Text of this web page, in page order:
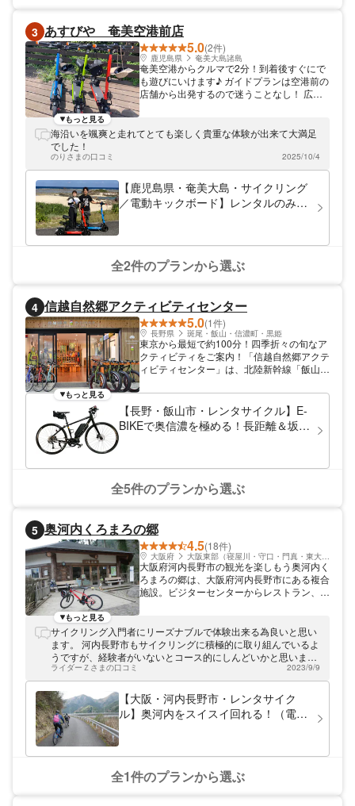
3 あすびや 奄美空港前店
5.0(2件)
鹿児島県 奄美大島諸島
奄美空港からクルマで2分！到着後すぐにで
も遊びにいけます♪ ガイドプランは空港前の
店舗から出発するので迷うことなし！ 広い
♪
もっと見る
海沿いを颯爽と走れてとても楽しく貴重な体験が出来て大満足
でした！
のりさまの口コミ 2025/10/4
【鹿児島県・奄美大島・サイクリング
／電動キックボード】レンタルのみ
♪ 受取り場所は奄美空港からクルマで
2分！徒歩10分！
全2件のプランから選ぶ
4 信越自然郷アクティビティセンター
5.0(1件)
長野県 斑尾・飯山・信濃町・黒姫
東京から最短で約100分！四季折々の旬なア
クティビティをご案内！「信越自然郷アクテ
ィビティセンター」は、北陸新幹線「飯山
地として、トレッキング・サイクリング・ウ
ォーターアクティビティ・スノーシュー・ス
キー・スノーボードなど、最旬のアクティビ
ティをご案内いたします。種類豊富なレンタ
もっと見る
【長野・飯山市・レンタサイクル】E-
BIKEで奥信濃を極める！長距離＆坂道
全5件のプランから選ぶ
5 奥河内くろまろの郷
4.5(18件)
大阪府 大阪東部（寝屋川・守口・門真・東大阪）
大阪府河内長野市の観光を楽しもう奥河内く
ろまろの郷は、大阪府河内長野市にある複合
施設。ビジターセンターからレストラン、
しております。
もっと見る
サイクリング入門者にリーズナブルで体験出来る為良いと思い
ます。 河内長野市もサイクリングに積極的に取り組んでいるよ
うですが、経験者がいないとコース的にしんどいかと思いま
す。 ガイドみたいなのがあれば良いと思います。
ライダーＺさまの口コミ 2023/9/9
【大阪・河内長野市・レンタサイク
ル】奥河内をスイスイ回れる！（電動
全1件のプランから選ぶ